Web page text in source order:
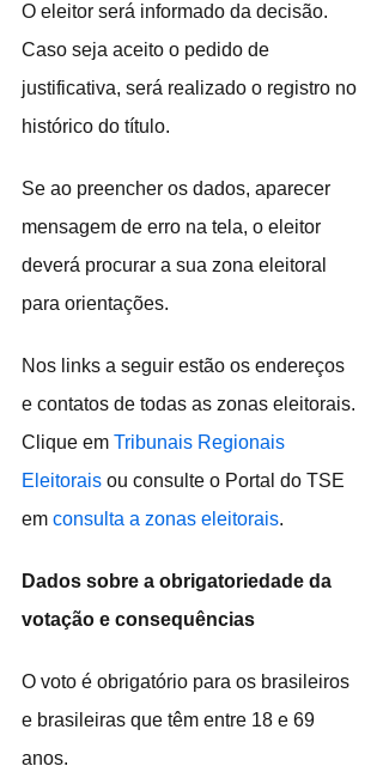
O eleitor será informado da decisão.
Caso seja aceito o pedido de
justificativa, será realizado o registro no
histórico do título.
Se ao preencher os dados, aparecer
mensagem de erro na tela, o eleitor
deverá procurar a sua zona eleitoral
para orientações.
Nos links a seguir estão os endereços
e contatos de todas as zonas eleitorais.
Clique em Tribunais Regionais
Eleitorais ou consulte o Portal do TSE
em consulta a zonas eleitorais.
Dados sobre a obrigatoriedade da
votação e consequências
O voto é obrigatório para os brasileiros
e brasileiras que têm entre 18 e 69
anos.